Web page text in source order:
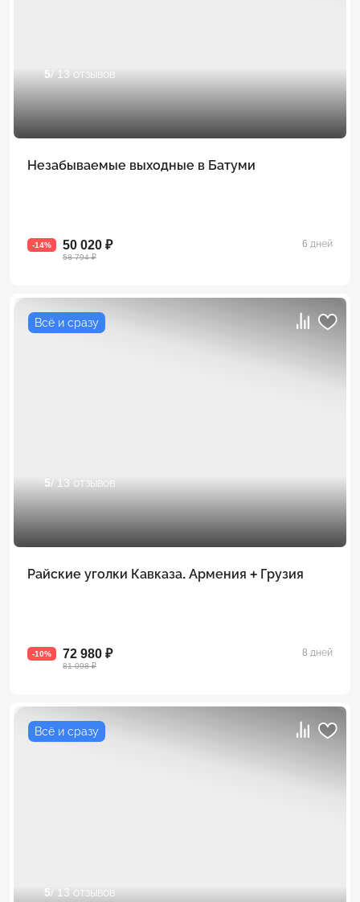
5/ 13 отзывов
Незабываемые выходные в Батуми
-14% 50 020 ₽
58 794 ₽
6 дней
Всё и сразу
5/ 13 отзывов
Райские уголки Кавказа. Армения + Грузия
-10% 72 980 ₽
81 098 ₽
8 дней
Всё и сразу
5/ 13 отзывов